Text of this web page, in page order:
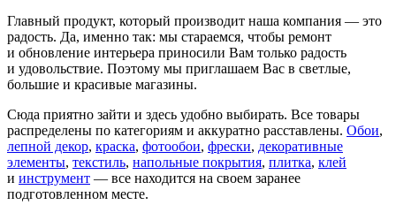
Главный продукт, который производит наша компания — это
радость. Да, именно так: мы стараемся, чтобы ремонт
и обновление интерьера приносили Вам только радость
и удовольствие. Поэтому мы приглашаем Вас в светлые,
большие и красивые магазины.
Сюда приятно зайти и здесь удобно выбирать. Все товары
распределены по категориям и аккуратно расставлены. Обои,
лепной декор, краска, фотообои, фрески, декоративные
элементы, текстиль, напольные покрытия, плитка, клей
и инструмент — все находится на своем заранее
подготовленном месте.